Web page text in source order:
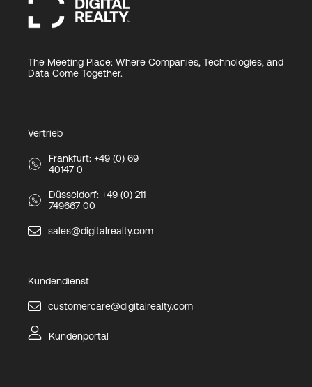
The Meeting Place: Where Companies, Technologies, and
Data Come Together.
Vertrieb
Frankfurt: +49 (0) 69
40147 0
Düsseldorf: +49 (0) 211
749667 00
sales@digitalrealty.com
Kundendienst
customercare@digitalrealty.com
Kundenportal